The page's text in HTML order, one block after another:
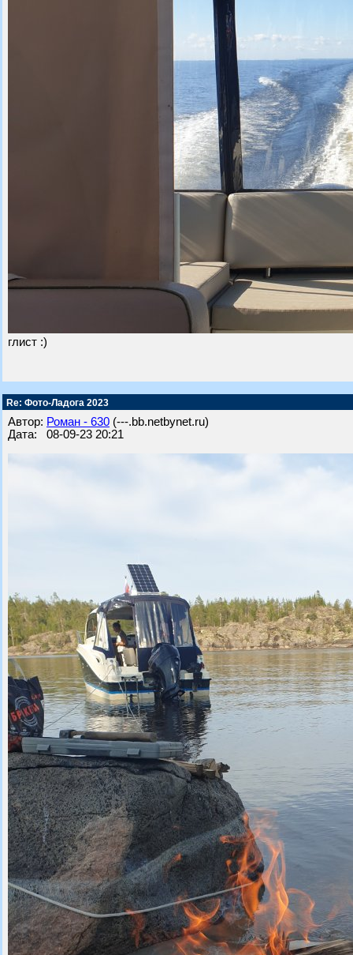
глист :)
Re: Фото-Ладога 2023
Автор: Роман - 630 (---.bb.netbynet.ru)
Дата: 08-09-23 20:21